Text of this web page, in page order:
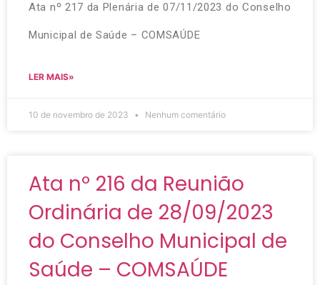
Ata nº 217 da Plenária de 07/11/2023 do Conselho
Municipal de Saúde – COMSAÚDE
LER MAIS»
10 de novembro de 2023 Nenhum comentário
Ata nº 216 da Reunião
Ordinária de 28/09/2023
do Conselho Municipal de
Saúde – COMSAÚDE